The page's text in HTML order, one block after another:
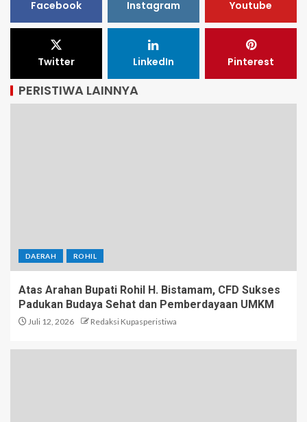
Facebook Instagram Youtube
Twitter LinkedIn Pinterest
PERISTIWA LAINNYA
DAERAH ROHIL
Atas Arahan Bupati Rohil H. Bistamam, CFD Sukses
Padukan Budaya Sehat dan Pemberdayaan UMKM
Juli 12, 2026 Redaksi Kupasperistiwa